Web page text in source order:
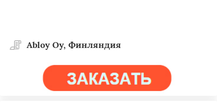
Abloy Oy, Финляндия